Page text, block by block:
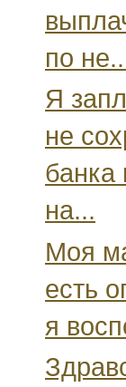
по
Я
не
банка
на...
Моя
есть
я